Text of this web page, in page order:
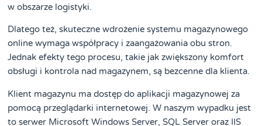
w obszarze logistyki.
Dlatego też, skuteczne wdrożenie systemu magazynowego
online wymaga współpracy i zaangażowania obu stron.
Jednak efekty tego procesu, takie jak zwiększony komfort
obsługi i kontrola nad magazynem, są bezcenne dla klienta.
Klient magazynu ma dostęp do aplikacji magazynowej za
pomocą przeglądarki internetowej. W naszym wypadku jest
to serwer Microsoft Windows Server, SQL Server oraz IIS